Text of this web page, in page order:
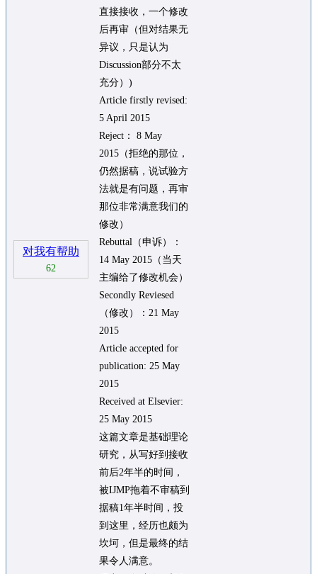
对我有帮助
62
直接接收，一个修改
后再审（但对结果无
异议，只是认为
Discussion部分不太
充分）)
Article firstly revised:
5 April 2015
Reject： 8 May
2015（拒绝的那位，
仍然据稿，说试验方
法就是有问题，再审
那位非常满意我们的
修改）
Rebuttal（申诉）：
14 May 2015（当天
主编给了修改机会）
Secondly Reviesed
（修改）：21 May
2015
Article accepted for
publication: 25 May
2015
Received at Elsevier:
25 May 2015
这篇文章是基础理论
研究，从写好到接收
前后2年半的时间，
被IJMP拖着不审稿到
据稿1年半时间，投
到这里，经历也颇为
坎坷，但是最终的结
果令人满意。